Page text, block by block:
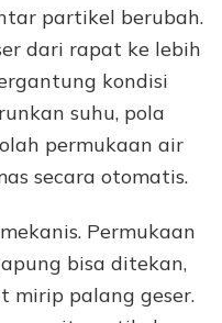
partikel berubah.
dari rapat ke lebih
kondisi
suhu, pola
permukaan air
secara otomatis.
Permukaan
bisa ditekan,
mirip palang geser.